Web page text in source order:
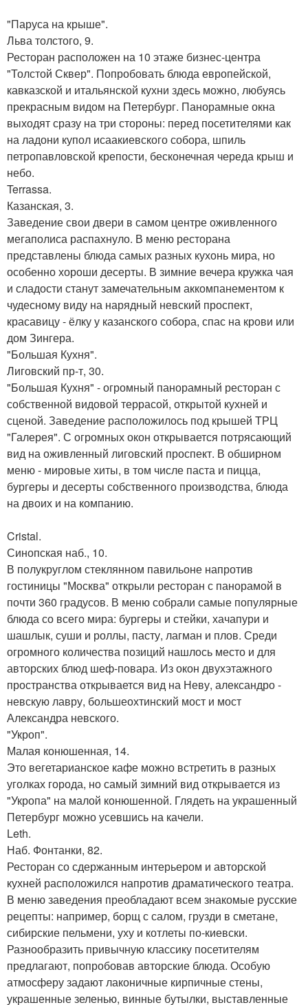
"Паруса на крыше".
Льва толстого, 9.
Ресторан расположен на 10 этаже бизнес-центра
"Толстой Сквер". Попробовать блюда европейской,
кавказской и итальянской кухни здесь можно, любуясь
прекрасным видом на Петербург. Панорамные окна
выходят сразу на три стороны: перед посетителями как
на ладони купол исаакиевского собора, шпиль
петропавловской крепости, бесконечная череда крыш и
небо.
Terrassa.
Казанская, 3.
Заведение свои двери в самом центре оживленного
мегаполиса распахнуло. В меню ресторана
представлены блюда самых разных кухонь мира, но
особенно хороши десерты. В зимние вечера кружка чая
и сладости станут замечательным аккомпанементом к
чудесному виду на нарядный невский проспект,
красавицу - ёлку у казанского собора, спас на крови или
дом Зингера.
"Большая Кухня".
Лиговский пр-т, 30.
"Большая Кухня" - огромный панорамный ресторан с
собственной видовой террасой, открытой кухней и
сценой. Заведение расположилось под крышей ТРЦ
"Галерея". С огромных окон открывается потрясающий
вид на оживленный лиговский проспект. В обширном
меню - мировые хиты, в том числе паста и пицца,
бургеры и десерты собственного производства, блюда
на двоих и на компанию.
Cristal.
Синопская наб., 10.
В полукруглом стеклянном павильоне напротив
гостиницы "Москва" открыли ресторан с панорамой в
почти 360 градусов. В меню собрали самые популярные
блюда со всего мира: бургеры и стейки, хачапури и
шашлык, суши и роллы, пасту, лагман и плов. Среди
огромного количества позиций нашлось место и для
авторских блюд шеф-повара. Из окон двухэтажного
пространства открывается вид на Неву, александро -
невскую лавру, большеохтинский мост и мост
Александра невского.
"Укроп".
Малая конюшенная, 14.
Это вегетарианское кафе можно встретить в разных
уголках города, но самый зимний вид открывается из
"Укропа" на малой конюшенной. Глядеть на украшенный
Петербург можно усевшись на качели.
Leth.
Наб. Фонтанки, 82.
Ресторан со сдержанным интерьером и авторской
кухней расположился напротив драматического театра.
В меню заведения преобладают всем знакомые русские
рецепты: например, борщ с салом, грузди в сметане,
сибирские пельмени, уху и котлеты по-киевски.
Разнообразить привычную классику посетителям
предлагают, попробовав авторские блюда. Особую
атмосферу задают лаконичные кирпичные стены,
украшенные зеленью, винные бутылки, выставленные